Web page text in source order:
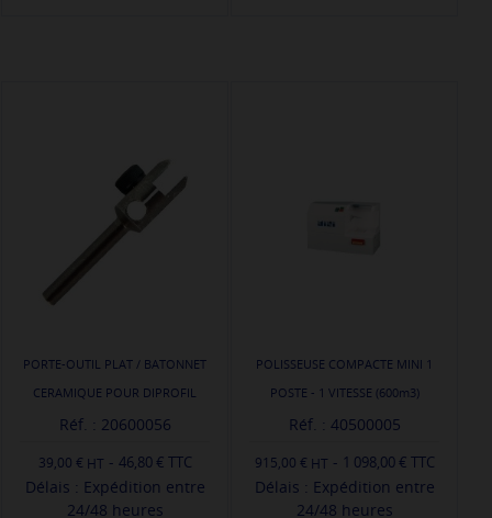
PORTE-OUTIL PLAT / BATONNET
CERAMIQUE POUR DIPROFIL
Réf. : 20600056
39,00 € - 46,80 € TTC
Délais : Expédition entre
24/48 heures
POLISSEUSE COMPACTE MINI 1
POSTE - 1 VITESSE (600m3)
Réf. : 40500005
915,00 € - 1 098,00 € TTC
Délais : Expédition entre
24/48 heures